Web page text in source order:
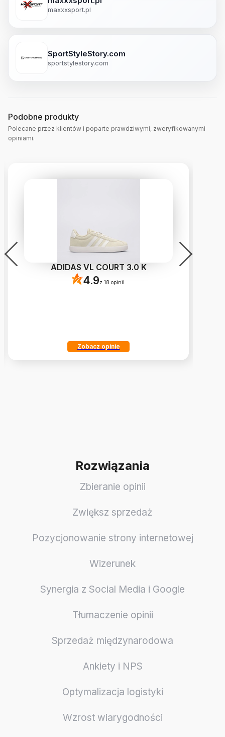
maxxxsport.pl
SportStyleStory.com
sportstylestory.com
Podobne produkty
Polecane przez klientów i poparte prawdziwymi, zweryfikowanymi
opiniami.
ADIDAS VL COURT 3.0 K
4.9z 18 opinii
Zobacz opinie
Rozwiązania
Zbieranie opinii
Zwiększ sprzedaż
Pozycjonowanie strony internetowej
Wizerunek
Synergia z Social Media i Google
Tłumaczenie opinii
Sprzedaż międzynarodowa
Ankiety i NPS
Optymalizacja logistyki
Wzrost wiarygodności